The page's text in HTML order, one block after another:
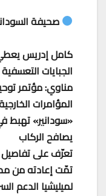
صحيفة
كامل إدريس
الجبايات
مناوي: مؤتمر
المؤامرات
«سودانير» تهبط
يصافح الركاب
تعرّف على تفاصيل
تمّت إعادته من
لميليشيا الدعم